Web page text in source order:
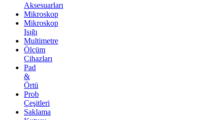
Aksesuarları
Mikroskop
Mikroskop
Işığı
Multimetre
Ölçüm
Cihazları
Pad
&
Örtü
Prob
Çeşitleri
Saklama